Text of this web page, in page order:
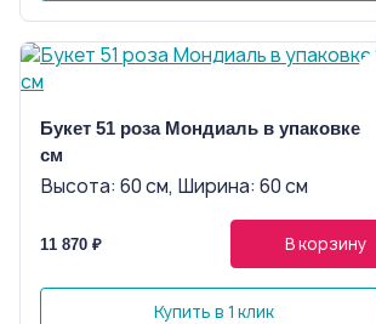
Букет 51 роза Мондиаль в упаковке 60
см
Высота: 60 см, Ширина: 60 см
11 870 ₽ В корзину
Купить в 1 клик